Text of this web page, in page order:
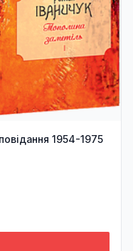
1954-1975